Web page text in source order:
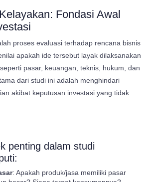
Fondasi Awal
proses evaluasi terhadap rencana bisnis
apakah ide tersebut layak dilaksanakan
pasar, keuangan, teknis, hukum, dan
dari studi ini adalah menghindari
akibat keputusan investasi yang tidak
penting dalam studi
: Apakah produk/jasa memiliki pasar